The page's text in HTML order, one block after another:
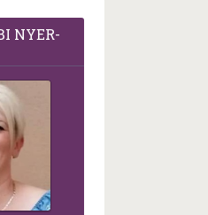
NYER­